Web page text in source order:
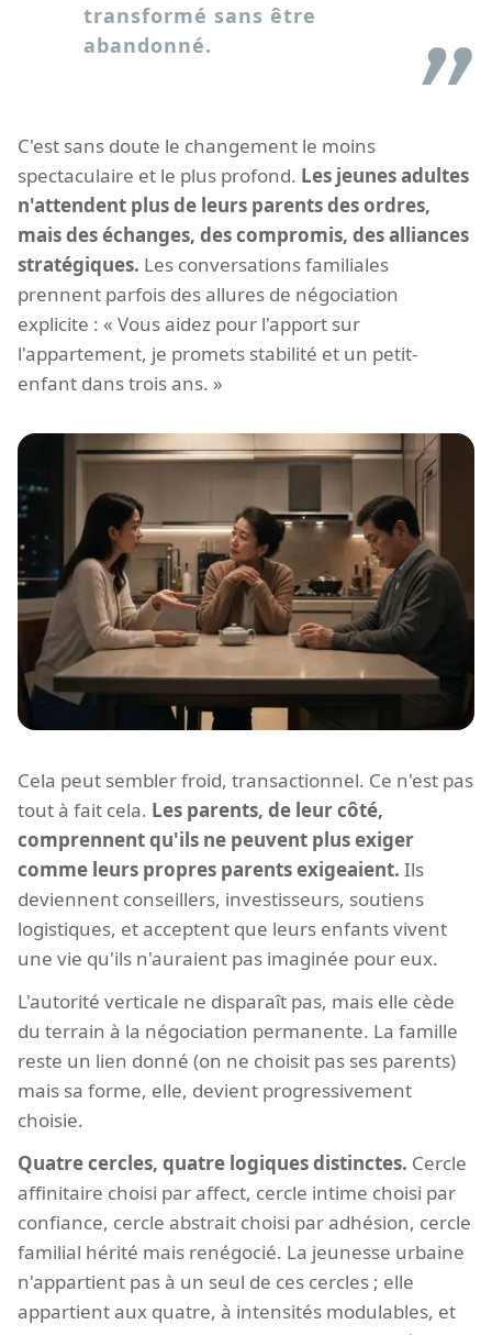
transformé sans être
abandonné.
C'est sans doute le changement le moins
spectaculaire et le plus profond. Les jeunes adultes
n'attendent plus de leurs parents des ordres,
mais des échanges, des compromis, des alliances
stratégiques. Les conversations familiales
prennent parfois des allures de négociation
explicite : « Vous aidez pour l'apport sur
l'appartement, je promets stabilité et un petit-
enfant dans trois ans. »
Cela peut sembler froid, transactionnel. Ce n'est pas
tout à fait cela. Les parents, de leur côté,
comprennent qu'ils ne peuvent plus exiger
comme leurs propres parents exigeaient. Ils
deviennent conseillers, investisseurs, soutiens
logistiques, et acceptent que leurs enfants vivent
une vie qu'ils n'auraient pas imaginée pour eux.
L'autorité verticale ne disparaît pas, mais elle cède
du terrain à la négociation permanente. La famille
reste un lien donné (on ne choisit pas ses parents)
mais sa forme, elle, devient progressivement
choisie.
Quatre cercles, quatre logiques distinctes. Cercle
affinitaire choisi par affect, cercle intime choisi par
confiance, cercle abstrait choisi par adhésion, cercle
familial hérité mais renégocié. La jeunesse urbaine
n'appartient pas à un seul de ces cercles ; elle
appartient aux quatre, à intensités modulables, et